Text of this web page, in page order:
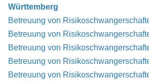
Württemberg
Betreuung von
Betreuung von
Betreuung von
Betreuung von
Betreuung von